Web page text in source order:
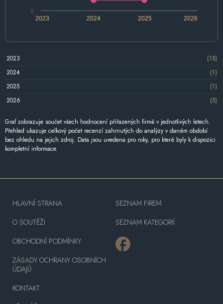
2024 2026
2023 2025
0
2023
(15)
2024
(1)
2025
(1)
2026
(5)
Graf zobrazuje součet všech hodnocení přiřazených firmě v jednotlivých letech.
Přehled ukazuje celkový počet recenzí zahrnutých do analýzy v daném období
bez ohledu na jejich zdroj. Data jsou uvedena pro roky, pro které byly k dispozici
kompletní informace.
HLAVNÍ STRANA
O SOUTĚŽI
OBCHODNÍ PODMÍNKY
ZÁSADY OCHRANY OSOBNÍCH
ÚDAJŮ
KONTAKT
SEZNAM FIREM
SEZNAM KATEGORIÍ